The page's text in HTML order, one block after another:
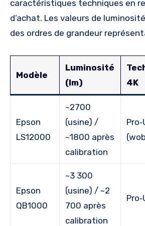
caractéristiques techniques en
d’achat. Les valeurs de
des ordres de grandeur
Modèle
Luminosité
(lm)
4K
Epson
LS12000
~2700
(usine) /
~1800 après
calibration
Epson
QB1000
~3 300
(usine) / ~2
700 après
calibration